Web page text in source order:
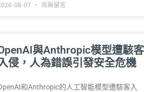
08-07 尚無留言
與Anthropic模型遭駭客
侵，人為錯誤引發安全危機
和Anthropic的人工智能模型遭駭客入